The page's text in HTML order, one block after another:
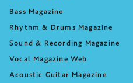
Bass Magazine
Rhythm & Drums Magazine
Sound & Recording Magazine
Vocal Magazine Web
Acoustic Guitar Magazine